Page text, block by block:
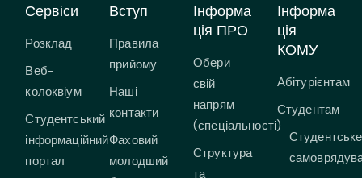
Сервіси
Розклад
Веб-
колоквіум
Студентський
інформаційний
портал
Вступ
Правила
прийому
Наші
контакти
Фаховий
молодший
Інформа
ція ПРО
Обери
свій
напрям
(спеціальності)
Структура
та
Інформа
ція
КОМУ
Абітурієнтам
Студентам
Студентське